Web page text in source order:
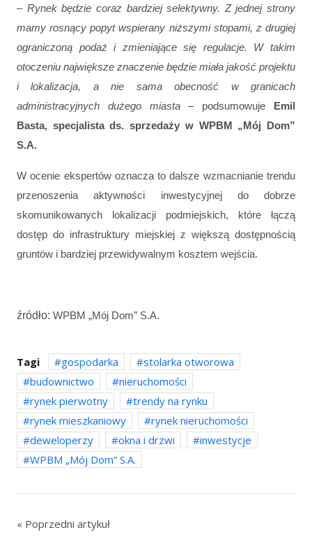
– Rynek będzie coraz bardziej selektywny. Z jednej strony
mamy rosnący popyt wspierany niższymi stopami, z drugiej
ograniczoną podaż i zmieniające się regulacje. W takim
otoczeniu największe znaczenie będzie miała jakość projektu
i lokalizacja, a nie sama obecność w granicach
administracyjnych dużego miasta– podsumowuje
Emil
Basta, specjalista ds. sprzedaży w WPBM „Mój Dom”
S.A.
W ocenie ekspertów oznacza to dalsze wzmacnianie trendu
przenoszenia aktywności inwestycyjnej do dobrze
skomunikowanych lokalizacji podmiejskich, które łączą
dostęp do infrastruktury miejskiej z większą dostępnością
gruntów i bardziej przewidywalnym kosztem wejścia.
źródło: WPBM „Mój Dom” S.A.
Tagi gospodarka
stolarka otworowa
budownictwo
nieruchomości
rynek pierwotny
trendy na rynku
rynek mieszkaniowy
rynek nieruchomości
deweloperzy
okna i drzwi
inwestycje
WPBM „Mój Dom” S.A.
« Poprzedni artykuł